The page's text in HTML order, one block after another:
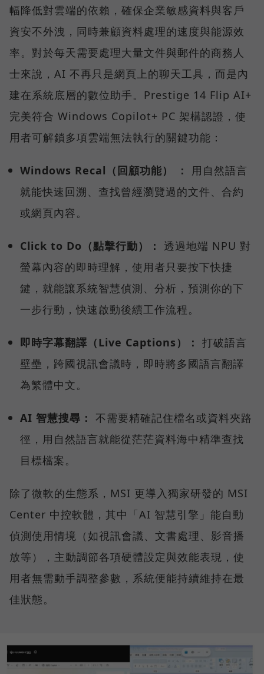
幅降低對雲端的依賴，確保企業敏感資料與客戶
資安不外洩，同時兼顧資料處理的速度與能源效
率。對於每天需要處理大量文件與郵件的商務人
士來說，AI 不再只是網頁上的聊天工具，而是內
建在系統底層的數位助手。Prestige 14 Flip AI+
完美符合 Windows Copilot+ PC 架構認證，使
用者可解鎖多項雲端無法執行的關鍵功能：
Windows Recal（回顧功能） ：
用自然語言
就能快速回溯、查找曾經瀏覽過的文件、合約
或網頁內容。
Click to Do（點擊行動）： 透過地端 NPU 對
螢幕內容的即時理解，使用者只要按下快捷
鍵，就能讓系統智慧偵測、分析，預測你的下
一步行動，快速啟動後續工作流程。
即時字幕翻譯（Live Captions）： 打破語言
壁壘，跨國視訊會議時，即時將多國語言翻譯
為繁體中文。
AI 智慧搜尋： 不需要精確記住檔名或資料夾路
徑，用自然語言就能從茫茫資料海中精準查找
目標檔案。
除了微軟的生態系，MSI 更導入獨家研發的 MSI
Center 中控軟體，其中「AI 智慧引擎」能自動
偵測使用情境（如視訊會議、文書處理、影音播
放等），主動調節各項硬體設定與效能表現，使
用者無需動手調整參數，系統便能持續維持在最
佳狀態。